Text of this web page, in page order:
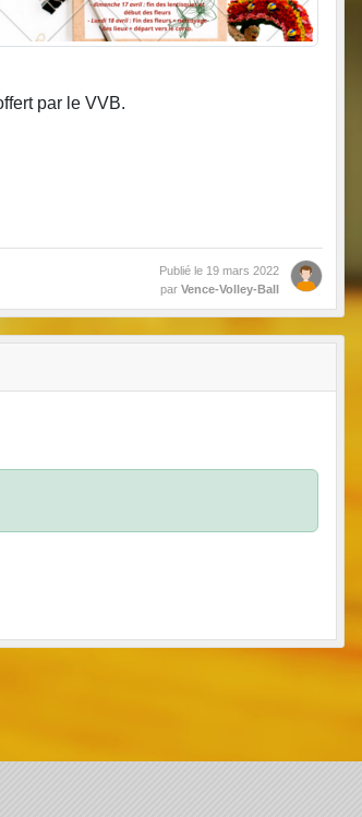
par le VVB.
Publié le 19 mars 2022
par Vence-Volley-Ball